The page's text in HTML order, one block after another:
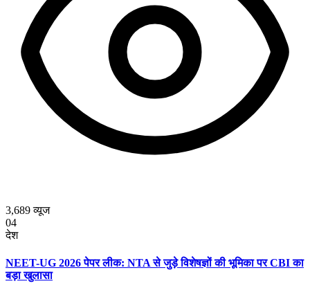
3,689व्यूज
04
देश
NEET-UG 2026 पेपर लीक: NTA से जुड़े विशेषज्ञों की भूमिका पर CBI का
बड़ा खुलासा